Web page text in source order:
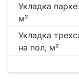
Укладка
м²
Укладка
на пол, м²